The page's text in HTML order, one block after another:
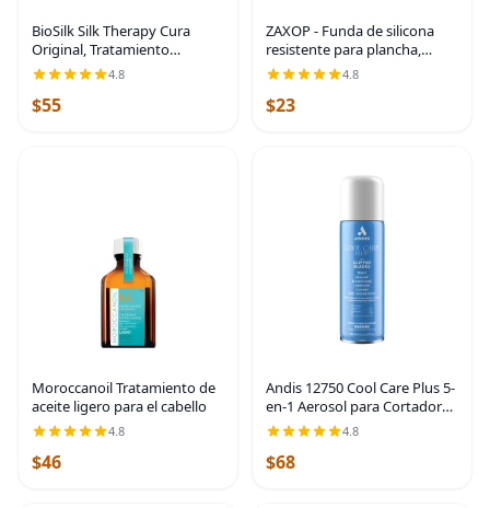
BioSilk Silk Therapy Cura
Original, Tratamiento
Reconstructor para Añadir
Brillo y Ayudar a Prevenir las
Puntas Abiertas, Sin Sulfatos,
4.8
$55
ZAXOP - Funda de silicona
resistente para plancha,
rizador, herramientas
calientes para el cabello
(negro)
4.8
$23
Moroccanoil Tratamiento de
aceite ligero para el cabello
4.8
$46
Andis 12750 Cool Care Plus 5-
en-1 Aerosol para Cortadora,
lata de 15.5 oz, cuidado de
cuchillas y tratamiento, azul |
para el cuidado y tratamiento
4.8
$68